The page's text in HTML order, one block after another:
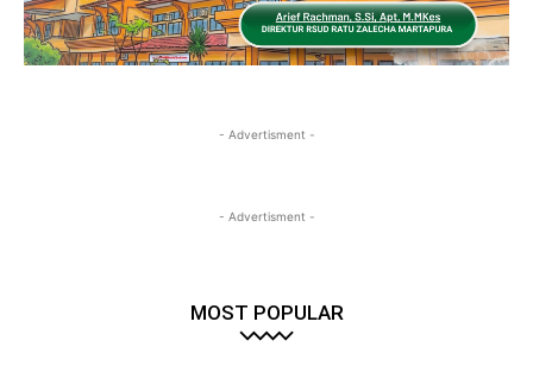
- Advertisment -
- Advertisment -
MOST POPULAR